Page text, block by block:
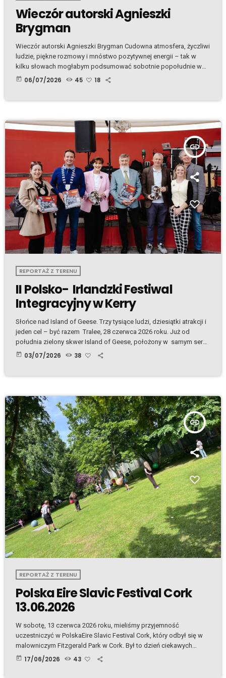
Wieczór autorski Agnieszki
Brygman
Wieczór autorski Agnieszki Brygman Cudowna atmosfera, życzliwi
ludzie, piękne rozmowy i mnóstwo pozytywnej energii – tak w
kilku słowach mogłabym podsumować sobotnie popołudnie w
POSK podczas wieczoru autorskiego Agnieszki Brygman i
jakoś sobie poradziłam
Po oddaniu głosu […]
today 06/07/2026 45 18
insert_link
REPORTAŻ Z TERENU
II Polsko- Irlandzki Festiwal
Integracyjny w Kerry
Słońce nad Island of Geese. Trzy tysiące ludzi, dziesiątki atrakcji i
jeden cel – być razem Tralee, 28 czerwca 2026 roku. Już od
południa zielony skwer Island of Geese, położony w samym sercu
miasta, zaczął wypełniać się ludźmi. Z każdą godziną przybywało
today 03/07/2026 38
insert_link
REPORTAŻ Z TERENU
Polska Eire Slavic Festival Cork
13.06.2026
W sobotę, 13 czerwca 2026 roku, mieliśmy przyjemność
uczestniczyć w PolskaEire Slavic Festival Cork, który odbył się w
malowniczym Fitzgerald Park w Cork. Był to dzień ciekawych
rozmów I pełen pozytywnej energii. Oficjalne otwarcie festiwalu
today 17/06/2026 43